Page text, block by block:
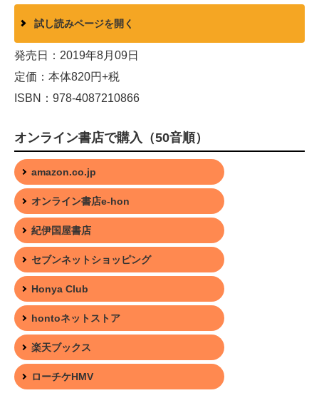
試し読みページを開く
発売日：2019年8月09日
定価：本体820円+税
ISBN：978-4087210866
オンライン書店で購入（50音順）
amazon.co.jp
オンライン書店e-hon
紀伊国屋書店
セブンネットショッピング
Honya Club
hontoネットストア
楽天ブックス
ローチケHMV